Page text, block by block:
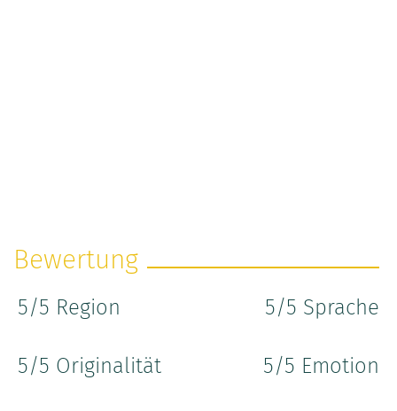
Bewertung
5/5 Region 5/5 Sprache
5/5 Originalität 5/5 Emotion